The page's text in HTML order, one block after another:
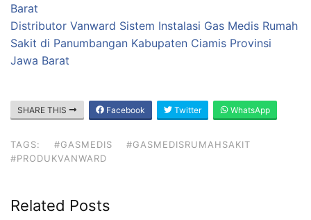
Barat
Distributor Vanward Sistem Instalasi Gas Medis Rumah
Sakit di Panumbangan Kabupaten Ciamis Provinsi
Jawa Barat
SHARE THIS Facebook Twitter WhatsApp
TAGS: #GASMEDIS
#GASMEDISRUMAHSAKIT
#PRODUKVANWARD
Related Posts